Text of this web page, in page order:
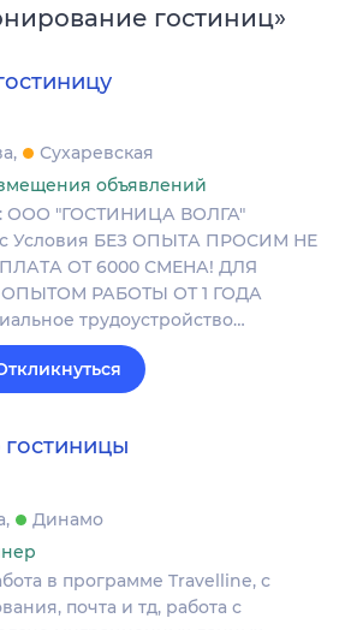
гостиниц»
Сухаревская
объявлений
ООО "ГОСТИНИЦА ВОЛГА"
Условия БЕЗ ОПЫТА ПРОСИМ НЕ
ОТ 6000 СМЕНА! ДЛЯ
РАБОТЫ ОТ 1 ГОДА
трудоустройство…
Динамо
в программе Travelline, с
почта и тд, работа с